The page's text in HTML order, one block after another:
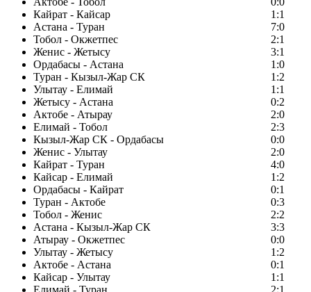
Кайрат - Кайсар
1:1
Астана - Туран
7:0
Тобол - Окжетпес
2:1
Женис - Жетысу
3:1
Ордабасы - Астана
1:0
Туран - Кызыл-Жар СК
1:2
Улытау - Елимай
1:1
Жетысу - Астана
0:2
Актобе - Атырау
2:0
Елимай - Тобол
2:3
Кызыл-Жар СК - Ордабасы
0:0
Женис - Улытау
2:0
Кайрат - Туран
4:0
Кайсар - Елимай
1:2
Ордабасы - Кайрат
0:1
Туран - Актобе
0:3
Тобол - Женис
2:2
Астана - Кызыл-Жар СК
3:3
Атырау - Окжетпес
0:0
Улытау - Жетысу
1:2
Актобе - Астана
0:1
Кайсар - Улытау
1:1